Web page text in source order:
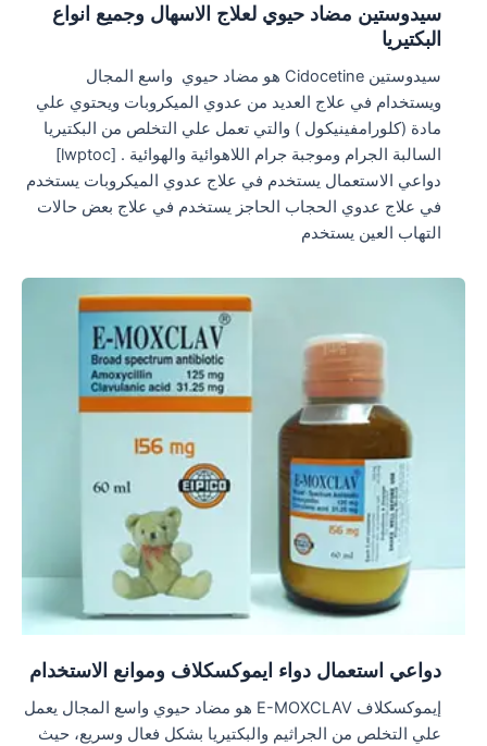
سيدوستين مضاد حيوي لعلاج الاسهال وجميع انواع
البكتيريا
سيدوستين Cidocetine هو مضاد حيوي واسع المجال
ويستخدام في علاج العديد من عدوي الميكروبات ويحتوي علي
مادة (كلورامفينيكول ) والتي تعمل علي التخلص من البكتيريا
السالبة الجرام وموجبة جرام اللاهوائية والهوائية . [lwptoc]
دواعي الاستعمال يستخدم في علاج عدوي الميكروبات يستخدم
في علاج عدوي الحجاب الحاجز يستخدم في علاج بعض حالات
التهاب العين يستخدم
دواعي استعمال دواء ايموكسكلاف وموانع الاستخدام
إيموكسكلاف E-MOXCLAV هو مضاد حيوي واسع المجال يعمل
علي التخلص من الجراثيم والبكتيريا بشكل فعال وسريع، حيث